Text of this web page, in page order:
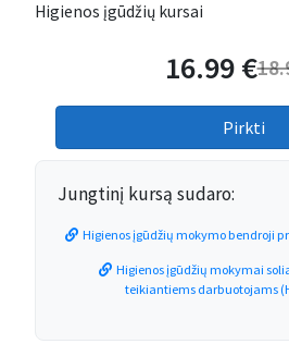
Higienos įgūdžių kursai
16.99 €
Jungtinį kursą sudaro:
Higienos įgūdžių mokymo bendroji
Higienos įgūdžių mokymai
teikiantiems darbuotojams